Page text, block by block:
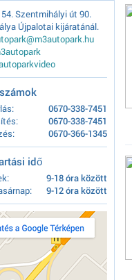
Szentmihályi út 90.
Újpalotai kijáratánál.
0670-338-7451
0670-338-7451
0670-366-1345
idő
9-18 óra között
9-12 óra között